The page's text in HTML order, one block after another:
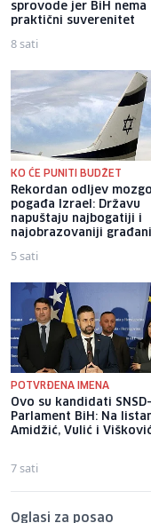
sprovode jer BiH nema
praktični suverenitet
8 sati
KO ĆE PUNITI BUDŽET
Rekordan odljev
pogađa Izrael: Državu
napuštaju najbogatiji i
najobrazovaniji građani
5 sati
POTVRĐENA IMENA
Ovo su kandidati
Parlament BiH: Na
Amidžić, Vulić i
7 sati
Oglasi za posao